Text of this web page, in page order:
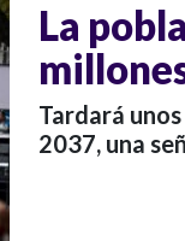
La
Tardará
2037, una